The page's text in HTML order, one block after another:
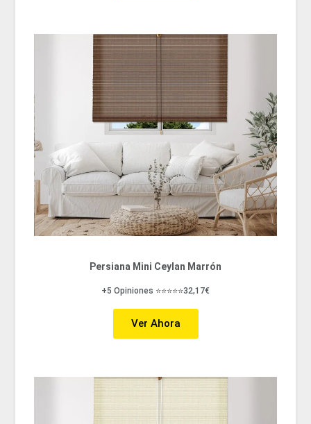
Persiana Mini Ceylan Marrón
+5 Opiniones ⭐⭐⭐⭐⭐32,17€
Ver Ahora